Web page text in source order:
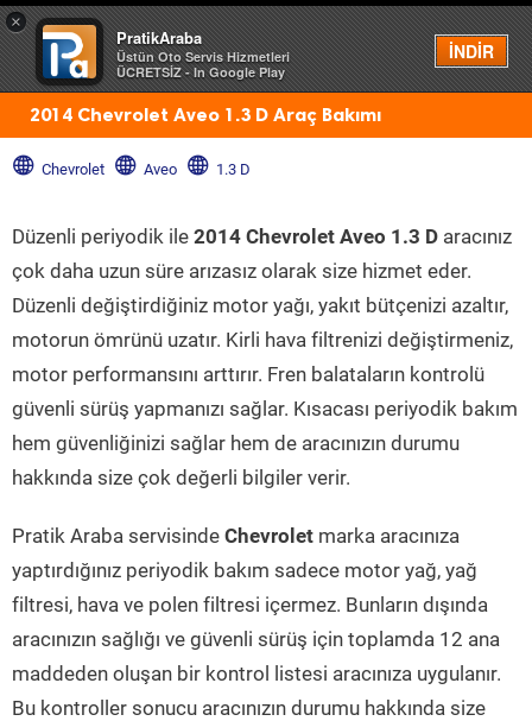
×
PratikAraba
Üstün Oto Servis Hizmetleri
ÜCRETSİZ - In Google Play
İNDİR
Menü
2014 Chevrolet Aveo 1.3 D Araç Bakımı
Chevrolet Aveo 1.3 D
Düzenli periyodik ile 2014 Chevrolet Aveo 1.3 D aracınız
çok daha uzun süre arızasız olarak size hizmet eder.
Düzenli değiştirdiğiniz motor yağı, yakıt bütçenizi azaltır,
motorun ömrünü uzatır. Kirli hava filtrenizi değiştirmeniz,
motor performansını arttırır. Fren balataların kontrolü
güvenli sürüş yapmanızı sağlar. Kısacası periyodik bakım
hem güvenliğinizi sağlar hem de aracınızın durumu
hakkında size çok değerli bilgiler verir.
Pratik Araba servisinde Chevrolet marka aracınıza
yaptırdığınız periyodik bakım sadece motor yağ, yağ
filtresi, hava ve polen filtresi içermez. Bunların dışında
aracınızın sağlığı ve güvenli sürüş için toplamda 12 ana
maddeden oluşan bir kontrol listesi aracınıza uygulanır.
Bu kontroller sonucu aracınızın durumu hakkında size